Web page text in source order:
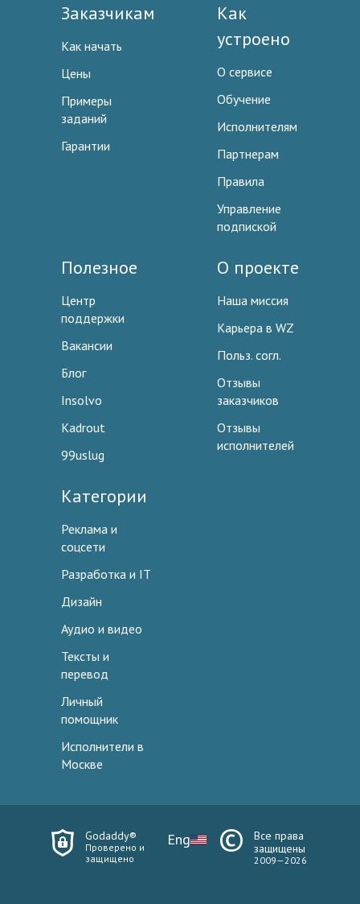
Заказчикам
Как начать
Цены
Примеры
заданий
Гарантии
Как
устроено
О сервисе
Обучение
Исполнителям
Партнерам
Правила
Управление
подпиской
Полезное
Центр
поддержки
Вакансии
Блог
Insolvo
Kadrout
99uslug
О проекте
Наша миссия
Карьера в WZ
Польз. согл.
Отзывы
заказчиков
Отзывы
исполнителей
Категории
Реклама и
соцсети
Разработка и IT
Дизайн
Аудио и видео
Тексты и
перевод
Личный
помощник
Исполнители в
Москве
Godaddy®
Проверено и
защищено
Eng
Все права
защищены
2009—2026